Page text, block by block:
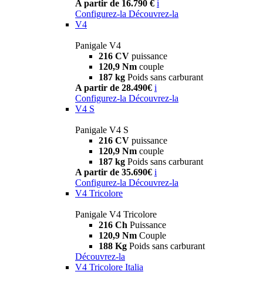
A partir de 16.790 € i
Configurez-la Découvrez-la
V4
Panigale V4
216 CV puissance
120,9 Nm couple
187 kg Poids sans carburant
A partir de 28.490€ i
Configurez-la Découvrez-la
V4 S
Panigale V4 S
216 CV puissance
120,9 Nm couple
187 kg Poids sans carburant
A partir de 35.690€ i
Configurez-la Découvrez-la
V4 Tricolore
Panigale V4 Tricolore
216 Ch Puissance
120,9 Nm Couple
188 Kg Poids sans carburant
Découvrez-la
V4 Tricolore Italia